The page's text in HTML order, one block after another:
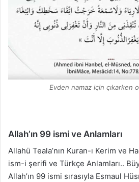
Evden namaz için çıkarken
Allah’ın 99 ismi ve Anlamları
Allahü Teala’nın Kuran-ı Kerim ve
ism-i şerifi ve Türkçe Anlamları..
Allah’ın 99 ismi sırasıyla Esmaul